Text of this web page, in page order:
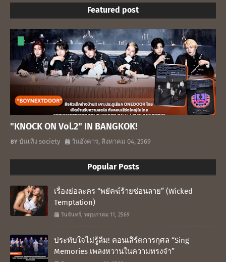
Featured post
"KNOCK ON Vol.2" IN BANGKOK!
บันเทิง society วันอังคาร, สิงหาคม 04, 2569
Popular Posts
เรื่องย่อละคร “พยัคฆ์ร้ายซ่อนลาย” (Wicked
Temptation)
วันจันทร์, พฤษภาคม 11, 2569
ประทับใจไม่รู้ลืม! คอนเสิร์ตการกุศล “Sing
Memories เพลงหวานในความทรงจำ”